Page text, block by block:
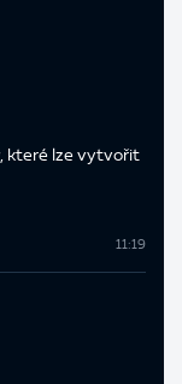
které lze vytvořit
11:19